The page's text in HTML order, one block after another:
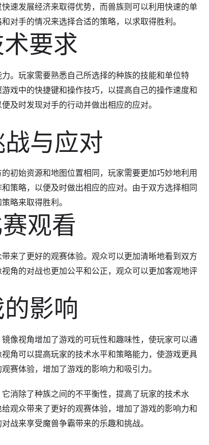
速发展经济来取得优势，而兽族则可以利用快速的单
对手的情况来选择合适的策略，以求取得胜利。
要求
。玩家需要熟悉自己所选择的种族的技能和单位特
戏中的快捷键和操作技巧，以提高自己的操作速度和
及时发现对手的行动并做出相应的应对。
与应对
初始资源和地图位置相同，玩家需要更加巧妙地利用
策略，以便及时做出相应的应对。由于双方选择相同
略来取得胜利。
观看
来了更好的观赛体验。观众可以更加清晰地看到双方
角的对战也更加公平和公正，观众可以更加客观地评
影响
像视角增加了游戏的可玩性和趣味性，使玩家可以通
角可以提高玩家的技术水平和策略能力，使游戏更具
赛体验，增加了游戏的影响力和吸引力。
消除了种族之间的不平衡性，提高了玩家的技术水
观众带来了更好的观赛体验，增加了游戏的影响力和
战来享受魔兽争霸带来的乐趣和挑战。